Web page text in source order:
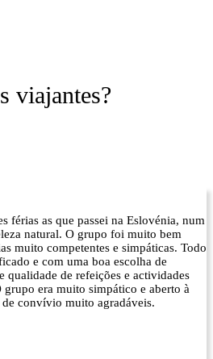
viajantes?
férias as que passei na Eslovénia, num
natural. O grupo foi muito bem
muito competentes e simpáticas. Todo
e com uma boa escolha de
qualidade de refeições e actividades
grupo era muito simpático e aberto à
convívio muito agradáveis.